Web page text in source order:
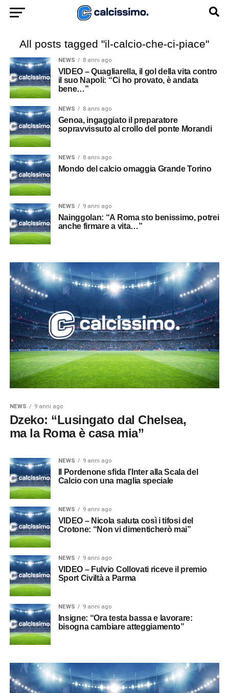
All posts tagged "il-calcio-che-ci-piace"
NEWS 8 anni ago
VIDEO – Quagliarella, il gol della vita contro
il suo Napoli: “Ci ho provato, è andata
bene…”
NEWS 8 anni ago
Genoa, ingaggiato il preparatore
sopravvissuto al crollo del ponte Morandi
NEWS 8 anni ago
Mondo del calcio omaggia Grande Torino
NEWS 9 anni ago
Nainggolan: “A Roma sto benissimo, potrei
anche firmare a vita…”
NEWS 9 anni ago
Dzeko: “Lusingato dal Chelsea,
ma la Roma è casa mia”
NEWS 9 anni ago
Il Pordenone sfida l’Inter alla Scala del
Calcio con una maglia speciale
NEWS 9 anni ago
VIDEO – Nicola saluta così i tifosi del
Crotone: “Non vi dimenticherò mai”
NEWS 9 anni ago
VIDEO – Fulvio Collovati riceve il premio
Sport Civiltà a Parma
NEWS 9 anni ago
Insigne: “Ora testa bassa e lavorare:
bisogna cambiare atteggiamento”